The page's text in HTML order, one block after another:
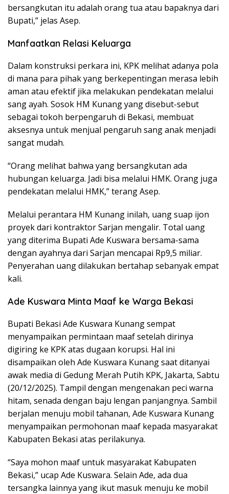
bersangkutan itu adalah orang tua atau bapaknya dari
Bupati,” jelas Asep.
Manfaatkan Relasi Keluarga
Dalam konstruksi perkara ini, KPK melihat adanya pola
di mana para pihak yang berkepentingan merasa lebih
aman atau efektif jika melakukan pendekatan melalui
sang ayah. Sosok HM Kunang yang disebut-sebut
sebagai tokoh berpengaruh di Bekasi, membuat
aksesnya untuk menjual pengaruh sang anak menjadi
sangat mudah.
“Orang melihat bahwa yang bersangkutan ada
hubungan keluarga. Jadi bisa melalui HMK. Orang juga
pendekatan melalui HMK,” terang Asep.
Melalui perantara HM Kunang inilah, uang suap ijon
proyek dari kontraktor Sarjan mengalir. Total uang
yang diterima Bupati Ade Kuswara bersama-sama
dengan ayahnya dari Sarjan mencapai Rp9,5 miliar.
Penyerahan uang dilakukan bertahap sebanyak empat
kali.
Ade Kuswara Minta Maaf ke Warga Bekasi
Bupati Bekasi Ade Kuswara Kunang sempat
menyampaikan permintaan maaf setelah dirinya
digiring ke KPK atas dugaan korupsi. Hal ini
disampaikan oleh Ade Kuswara Kunang saat ditanyai
awak media di Gedung Merah Putih KPK, Jakarta, Sabtu
(20/12/2025). Tampil dengan mengenakan peci warna
hitam, senada dengan baju lengan panjangnya. Sambil
berjalan menuju mobil tahanan, Ade Kuswara Kunang
menyampaikan permohonan maaf kepada masyarakat
Kabupaten Bekasi atas perilakunya.
“Saya mohon maaf untuk masyarakat Kabupaten
Bekasi,” ucap Ade Kuswara. Selain Ade, ada dua
tersangka lainnya yang ikut masuk menuju ke mobil